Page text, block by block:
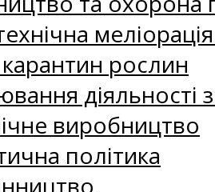
карантин рослин
виробництво
політика